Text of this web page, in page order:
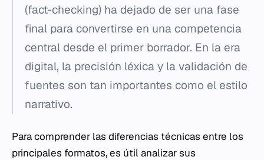
(fact-checking) ha dejado de ser una fase
final para convertirse en una competencia
central desde el primer borrador. En la era
digital, la precisión léxica y la validación de
fuentes son tan importantes como el estilo
narrativo.
Para comprender las diferencias técnicas entre los
principales formatos, es útil analizar sus